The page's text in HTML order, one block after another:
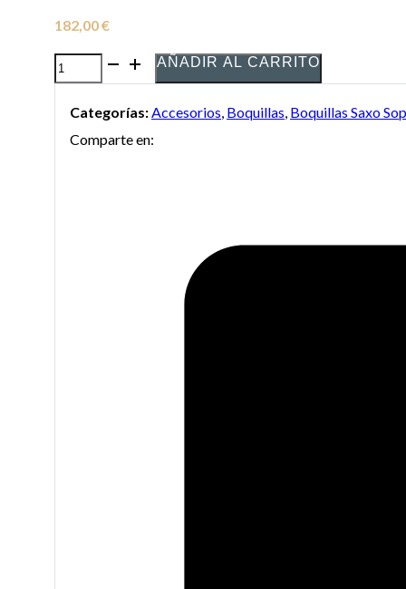
182,00€
Boquilla
Concept
para
AÑADIR AL CARRITO
Categorías: Accesorios Boquillas Boquillas Saxo
Comparte en: